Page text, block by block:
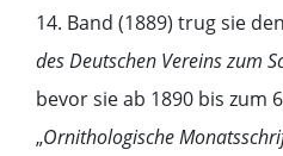
14. Band (1889) trug sie
des Deutschen Vereins zum
bevor sie ab 1890 bis zum
„Ornithologische